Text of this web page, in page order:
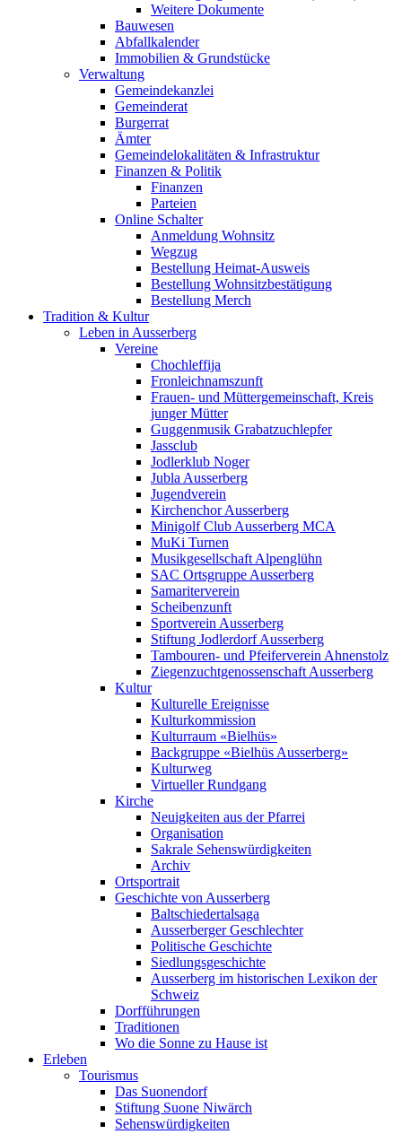
Weitere Dokumente
Bauwesen
Abfallkalender
Immobilien & Grundstücke
Verwaltung
Gemeindekanzlei
Gemeinderat
Burgerrat
Ämter
Gemeindelokalitäten & Infrastruktur
Finanzen & Politik
Finanzen
Parteien
Online Schalter
Anmeldung Wohnsitz
Wegzug
Bestellung Heimat-Ausweis
Bestellung Wohnsitzbestätigung
Bestellung Merch
Tradition & Kultur
Leben in Ausserberg
Vereine
Chochleffija
Fronleichnamszunft
Frauen- und Müttergemeinschaft, Kreis
junger Mütter
Guggenmusik Grabatzuchlepfer
Jassclub
Jodlerklub Noger
Jubla Ausserberg
Jugendverein
Kirchenchor Ausserberg
Minigolf Club Ausserberg MCA
MuKi Turnen
Musikgesellschaft Alpenglühn
SAC Ortsgruppe Ausserberg
Samariterverein
Scheibenzunft
Sportverein Ausserberg
Stiftung Jodlerdorf Ausserberg
Tambouren- und Pfeiferverein Ahnenstolz
Ziegenzuchtgenossenschaft Ausserberg
Kultur
Kulturelle Ereignisse
Kulturkommission
Kulturraum «Bielhüs»
Backgruppe «Bielhüs Ausserberg»
Kulturweg
Virtueller Rundgang
Kirche
Neuigkeiten aus der Pfarrei
Organisation
Sakrale Sehenswürdigkeiten
Archiv
Ortsportrait
Geschichte von Ausserberg
Baltschiedertalsaga
Ausserberger Geschlechter
Politische Geschichte
Siedlungsgeschichte
Ausserberg im historischen Lexikon der
Schweiz
Dorfführungen
Traditionen
Wo die Sonne zu Hause ist
Erleben
Tourismus
Das Suonendorf
Stiftung Suone Niwärch
Sehenswürdigkeiten